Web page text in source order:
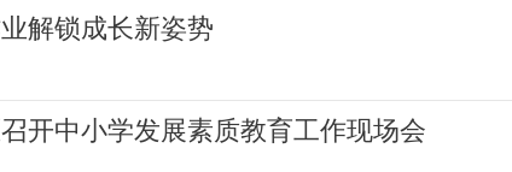
解锁成长新姿势
开中小学发展素质教育工作现场会